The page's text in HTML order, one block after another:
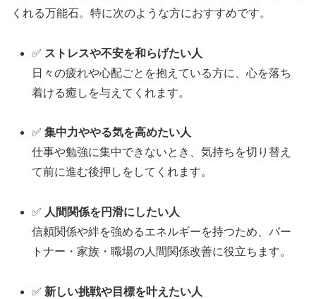
くれる万能石。特に次のような方におすすめです。
✅ ストレスや不安を和らげたい人
日々の疲れや心配ごとを抱えている方に、心を落ち
着ける癒しを与えてくれます。
✅集中力ややる気を高めたい人
仕事や勉強に集中できないとき、気持ちを切り替え
て前に進む後押しをしてくれます。
✅ 人間関係を円滑にしたい人
信頼関係や絆を強めるエネルギーを持つため、パー
トナー・家族・職場の人間関係改善に役立ちます。
✅ 新しい挑戦や目標を叶えたい人